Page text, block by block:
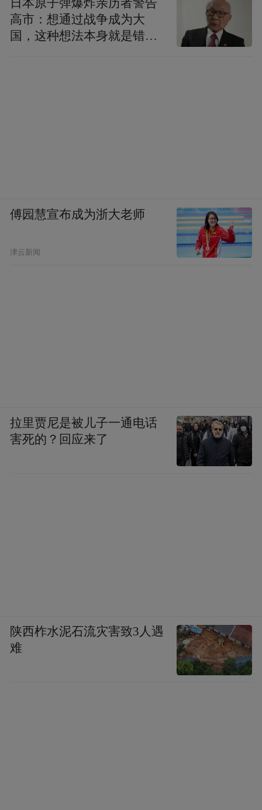
日本原子弹爆炸亲历者警告
高市：想通过战争成为大
国，这种想法本身就是错误
傅园慧宣布成为浙大老师
津云新闻
拉里贾尼是被儿子一通电话
害死的？回应来了
陕西柞水泥石流灾害致3人遇
难